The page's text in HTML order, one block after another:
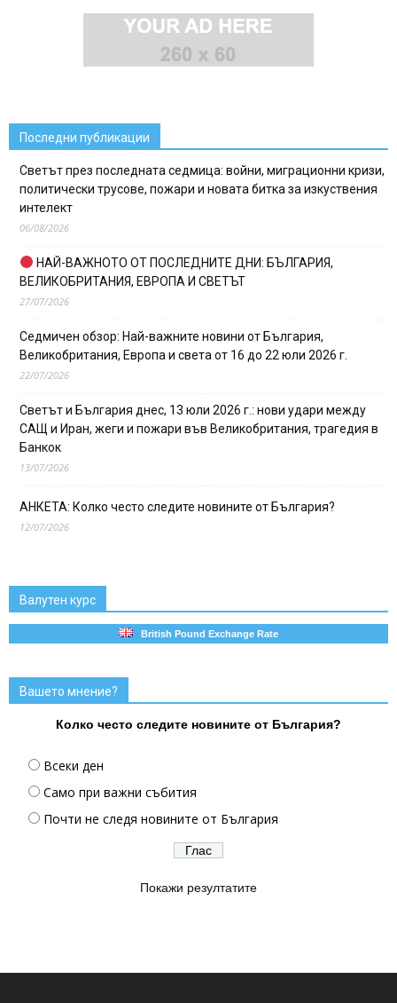
Последни публикации
Светът през последната седмица: войни, миграционни кризи,
политически трусове, пожари и новата битка за изкуствения
интелект
06/08/2026
НАЙ-ВАЖНОТО ОТ ПОСЛЕДНИТЕ ДНИ: БЪЛГАРИЯ,
ВЕЛИКОБРИТАНИЯ, ЕВРОПА И СВЕТЪТ
27/07/2026
Седмичен обзор: Най-важните новини от България,
Великобритания, Европа и света от 16 до 22 юли 2026 г.
22/07/2026
Светът и България днес, 13 юли 2026 г.: нови удари между
САЩ и Иран, жеги и пожари във Великобритания, трагедия в
Банкок
13/07/2026
АНКЕТА: Колко често следите новините от България?
12/07/2026
Валутен курс
British Pound Exchange Rate
Вашето мнение?
Колко често следите новините от България?
Всеки ден
Само при важни събития
Почти не следя новините от България
Покажи резултатите